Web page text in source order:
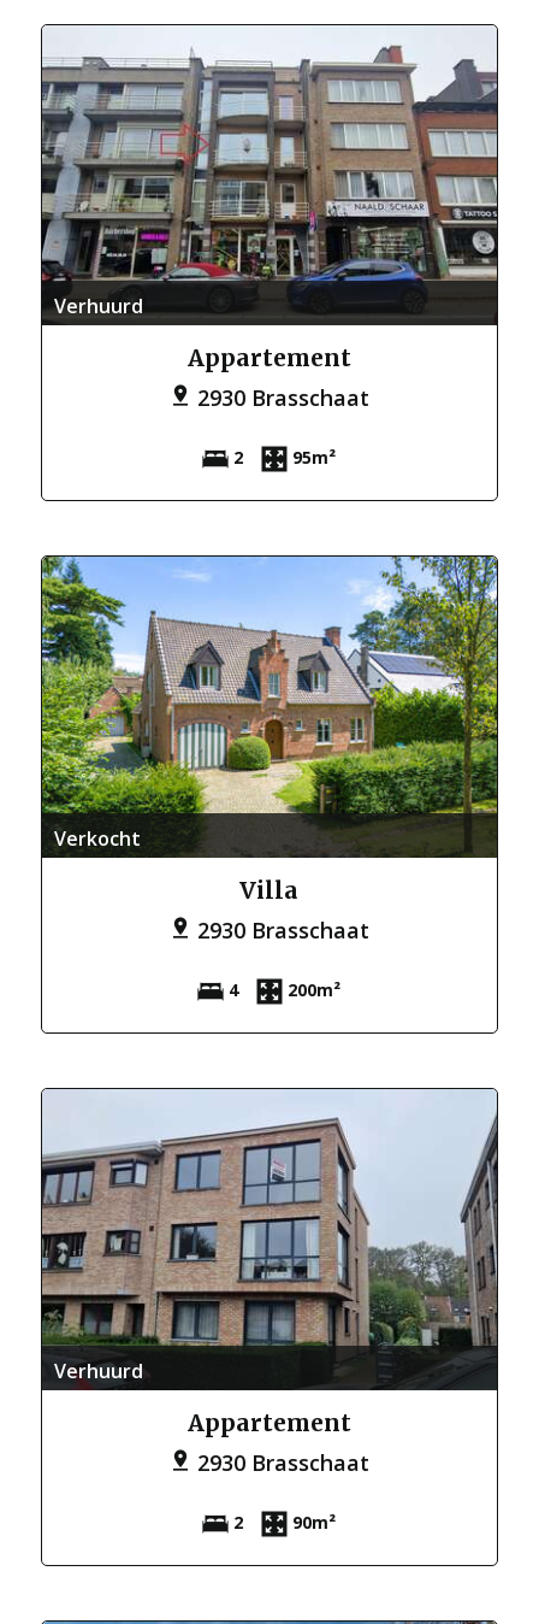
Verhuurd
Appartement
2930 Brasschaat
2 95m²
Verkocht
Villa
2930 Brasschaat
4 200m²
Verhuurd
Appartement
2930 Brasschaat
2 90m²